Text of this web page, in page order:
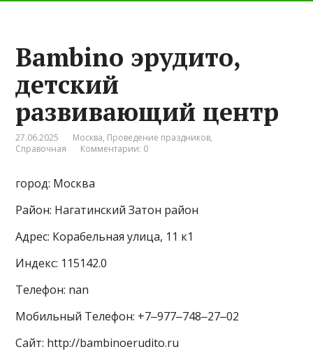
Bambino эрудито,
детский
развивающий центр
27.06.2025 Москва, Проведение праздников,
Справочная
Комментарии: 0
город: Москва
Район: Нагатинский Затон район
Адрес: Корабельная улица, 11 к1
Индекс: 115142.0
Телефон: nan
Мобильный Телефон: +7‒977‒748‒27‒02
Сайт: http://bambinoerudito.ru